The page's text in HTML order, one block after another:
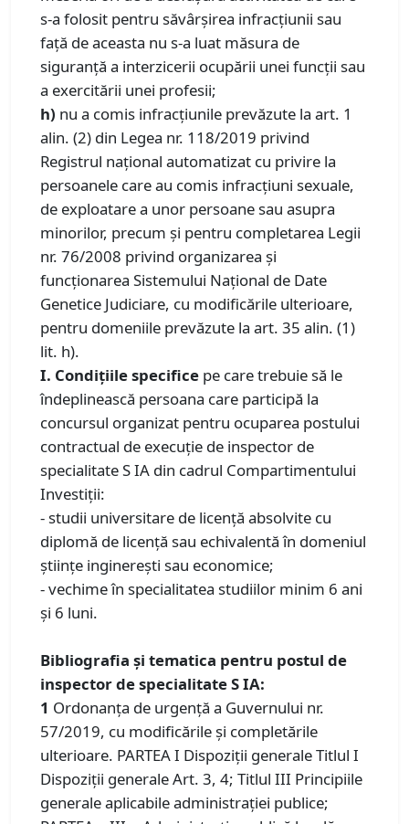
s-a folosit pentru săvârșirea infracțiunii sau
față de aceasta nu s-a luat măsura de
siguranță a interzicerii ocupării unei funcții sau
a exercitării unei profesii;
h) nu a comis infracțiunile prevăzute la art. 1
alin. (2) din Legea nr. 118/2019 privind
Registrul național automatizat cu privire la
persoanele care au comis infracțiuni sexuale,
de exploatare a unor persoane sau asupra
minorilor, precum și pentru completarea Legii
nr. 76/2008 privind organizarea și
funcționarea Sistemului Național de Date
Genetice Judiciare, cu modificările ulterioare,
pentru domeniile prevăzute la art. 35 alin. (1)
lit. h).
I. Condiţiile specifice pe care trebuie să le
îndeplinească persoana care participă la
concursul organizat pentru ocuparea postului
contractual de execuţie de inspector de
specialitate S IA din cadrul Compartimentului
Investiții:
- studii universitare de licenţă absolvite cu
diplomă de licenţă sau echivalentă în domeniul
ştiinţe inginereşti sau economice;
- vechime în specialitatea studiilor minim 6 ani
și 6 luni.
Bibliografia și tematica pentru postul de
inspector de specialitate S IA:
1 Ordonanța de urgență a Guvernului nr.
57/2019, cu modificările şi completările
ulterioare. PARTEA I Dispoziţii generale Titlul I
Dispoziţii generale Art. 3, 4; Titlul III Principiile
generale aplicabile administraţiei publice;